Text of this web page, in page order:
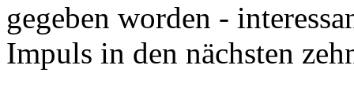
gegeben worden -
Impuls in den nächsten